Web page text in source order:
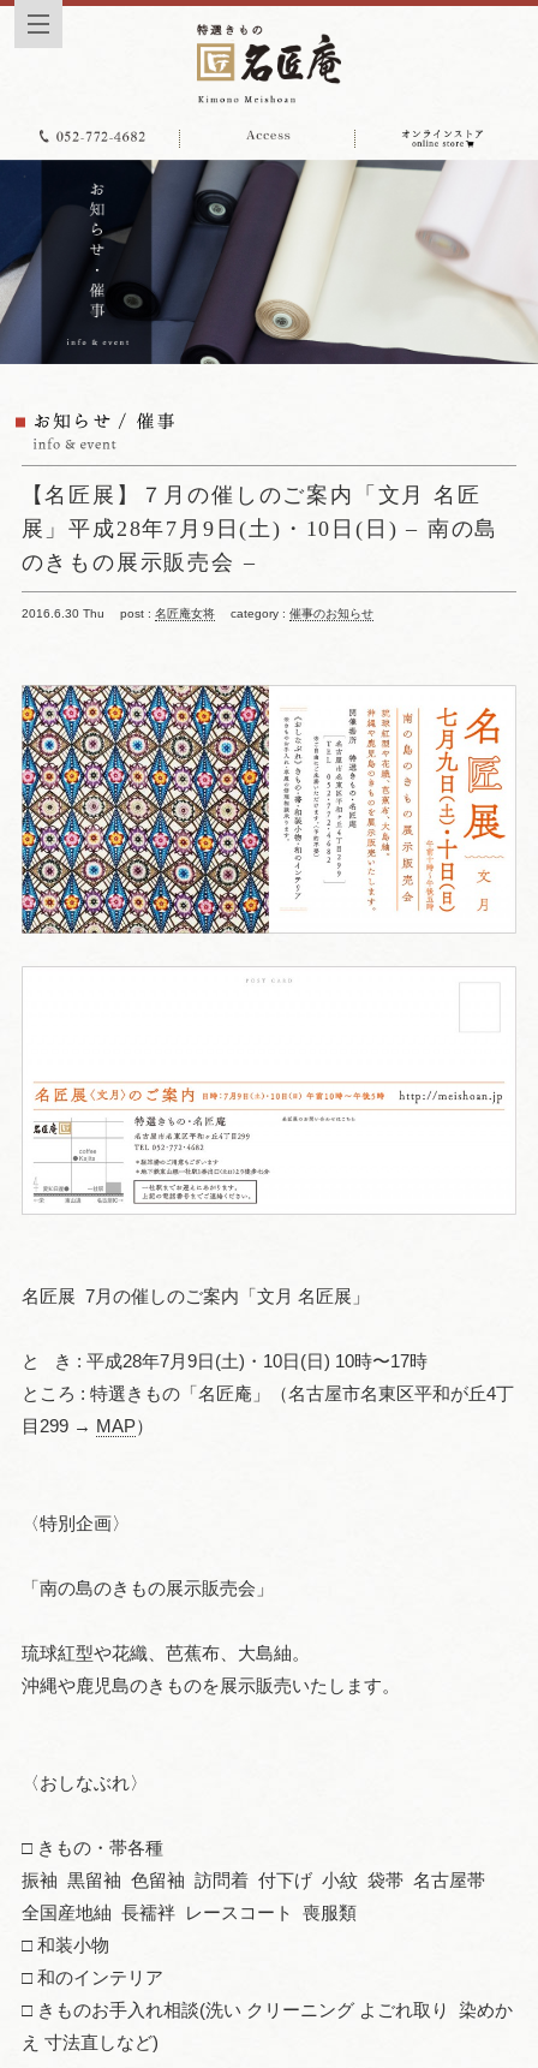
【名匠展】７月の催しのご案内「文月 名匠
展」平成28年7月9日(土)・10日(日) – 南の島
のきもの展示販売会 –
2016.6.30 Thu post : 名匠庵女将 category : 催事のお知らせ
名匠展 7月の催しのご案内「文月 名匠展」
と き : 平成28年7月9日(土)・10日(日) 10時〜17時
ところ : 特選きもの「名匠庵」（名古屋市名東区平和が丘4丁
目299 → MAP）
〈特別企画〉
「南の島のきもの展示販売会」
琉球紅型や花織、芭蕉布、大島紬。
沖縄や鹿児島のきものを展示販売いたします。
〈おしなぶれ〉
□ きもの・帯各種
振袖 黒留袖 色留袖 訪問着 付下げ 小紋 袋帯 名古屋帯
全国産地紬 長襦袢 レースコート 喪服類
□ 和装小物
□ 和のインテリア
□ きものお手入れ相談(洗い クリーニング よごれ取り 染めか
え 寸法直しなど)